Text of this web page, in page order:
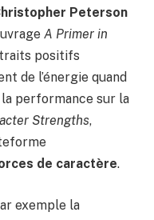
Peterson
A Primer in
positifs
de l’énergie quand
performance sur la
Strengths,
de caractère.
exemple la